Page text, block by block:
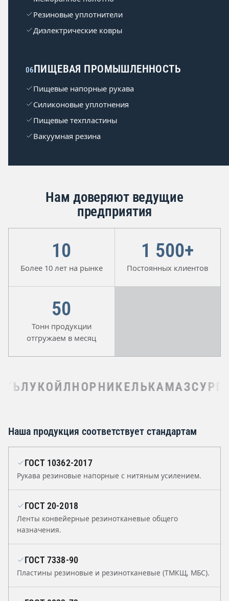
Резиновые уплотнители
Диэлектрические ковры
06ПИЩЕВАЯ ПРОМЫШЛЕННОСТЬ
Пищевые напорные рукава
Силиконовые уплотнения
Пищевые техпластины
Вакуумная резина
Нам доверяют ведущие
предприятия
10
Более 10 лет на рынке
1 500+
Постоянных клиентов
50
Тонн продукции
отгружаем в месяц
ЛУКОЙЛНОРНИКЕЛЬКАМАЗ
Наша продукция соответствует стандартам
ГОСТ 10362-2017
Рукава резиновые напорные с нитяным усилением.
ГОСТ 20-2018
Ленты конвейерные резинотканевые общего
назначения.
ГОСТ 7338-90
Пластины резиновые и резинотканевые (ТМКЩ, МБС).